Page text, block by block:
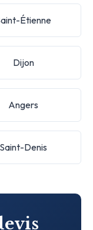
Étienne
Dijon
Angers
Saint-Denis